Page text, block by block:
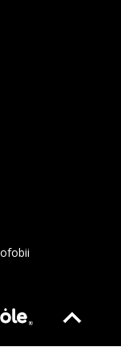
Strona otwiera